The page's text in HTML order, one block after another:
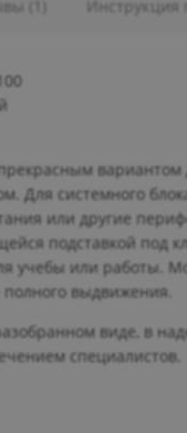
системного
или другие
подставкой под
учебы или работы.
выдвижения.
виде, в
специалистов.
(1) Инструкция